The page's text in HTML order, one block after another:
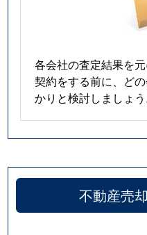
各会社の査定結果を元
契約をする前に、ど
かりと検討しましょう
不動産売